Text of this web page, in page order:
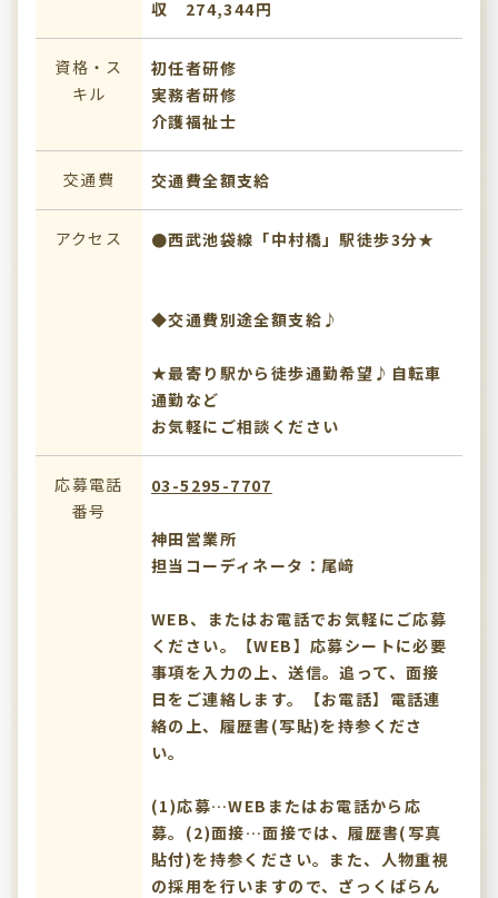
収 274,344円
資格・ス
キル
初任者研修
実務者研修
介護福祉士
交通費 交通費全額支給
アクセス ●西武池袋線「中村橋」駅徒歩3分★
◆交通費別途全額支給♪
★最寄り駅から徒歩通勤希望♪自転車
通勤など
お気軽にご相談ください
応募電話
番号
03-5295-7707
神田営業所
担当コーディネータ：尾﨑
WEB、またはお電話でお気軽にご応募
ください。【WEB】応募シートに必要
事項を入力の上、送信。追って、面接
日をご連絡します。【お電話】電話連
絡の上、履歴書(写貼)を持参くださ
い。
(1)応募…WEBまたはお電話から応
募。(2)面接…面接では、履歴書(写真
貼付)を持参ください。また、人物重視
の採用を行いますので、ざっくばらん